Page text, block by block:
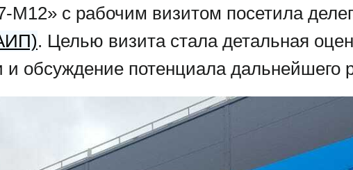
с рабочим визитом посетила
. Целью визита стала детальная
и обсуждение потенциала дальнейшего